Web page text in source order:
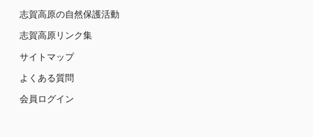
志賀高原の自然保護活動
志賀高原リンク集
サイトマップ
よくある質問
会員ログイン